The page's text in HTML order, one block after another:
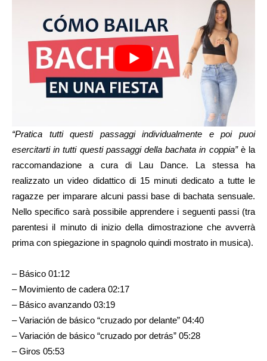
“Pratica tutti questi passaggi individualmente e poi puoi
esercitarti in tutti questi passaggi della bachata in coppia”è la
raccomandazione a cura di Lau Dance. La stessa ha
realizzato un video didattico di 15 minuti dedicato a tutte le
ragazze per imparare alcuni passi base di bachata sensuale.
Nello specifico sarà possibile apprendere i seguenti passi (tra
parentesi il minuto di inizio della dimostrazione che avverrà
prima con spiegazione in spagnolo quindi mostrato in musica).
– Básico 01:12
– Movimiento de cadera 02:17
– Básico avanzando 03:19
– Variación de básico “cruzado por delante” 04:40
– Variación de básico “cruzado por detrás” 05:28
– Giros 05:53